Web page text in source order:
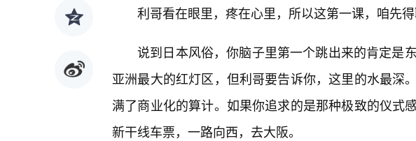
利哥看在眼里，疼在心里，所以这第一课，咱先得
说到日本风俗，你脑子里第一个跳出来的肯定是
亚洲最大的红灯区，但利哥要告诉你，这里的水最深
满了商业化的算计。如果你追求的是那种极致的仪式
新干线车票，一路向西，去大阪。